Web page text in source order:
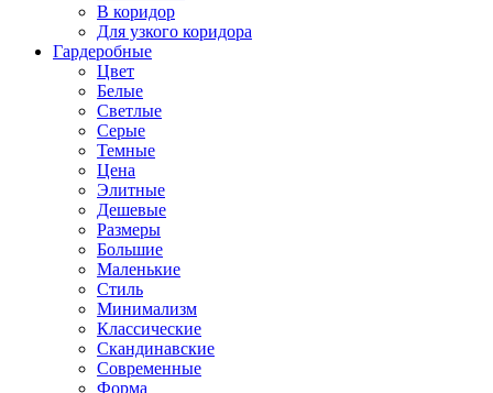
В коридор
Для узкого коридора
Гардеробные
Цвет
Белые
Светлые
Серые
Темные
Цена
Элитные
Дешевые
Размеры
Большие
Маленькие
Стиль
Минимализм
Классические
Скандинавские
Современные
Форма